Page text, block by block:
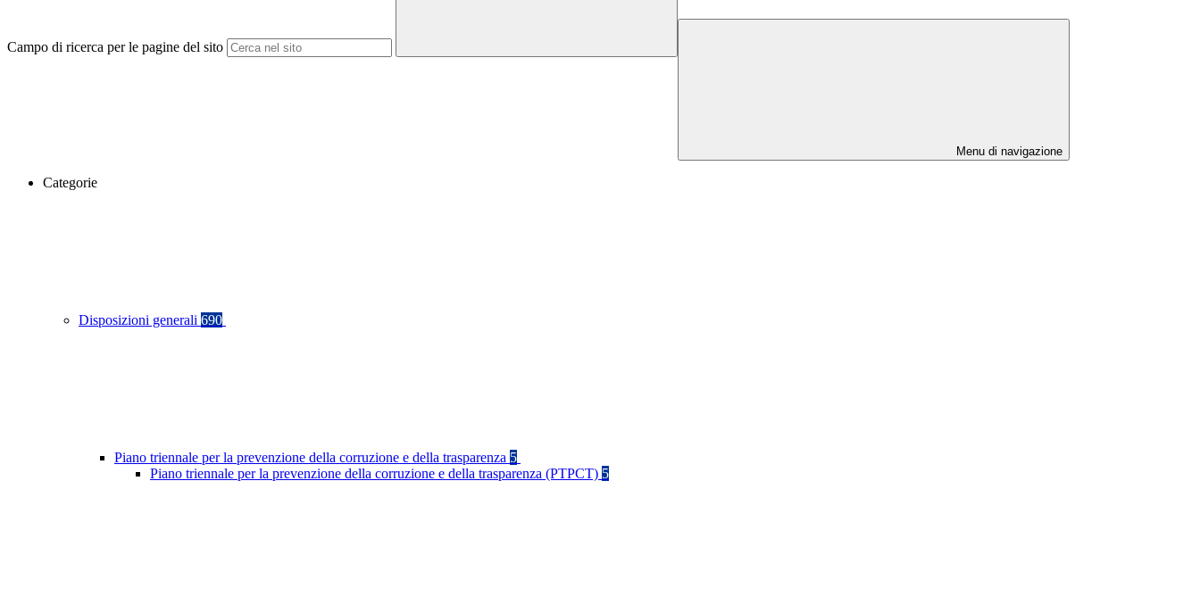
Campo di ricerca per le pagine del sito
Menu di navigazione
Categorie
Disposizioni generali 690
Piano triennale per la prevenzione della corruzione e della trasparenza 5
Piano triennale per la prevenzione della corruzione e della trasparenza (PTPCT) 5